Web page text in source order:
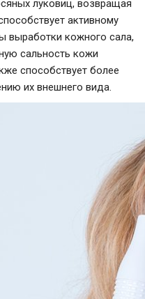
луковиц, возвращая
активному
выработки кожного сала,
сальность кожи
способствует более
их внешнего вида.